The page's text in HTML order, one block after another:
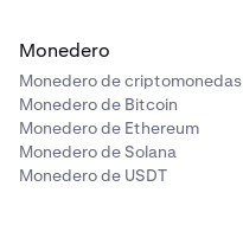
Monedero
Monedero de criptomonedas
Monedero de Bitcoin
Monedero de Ethereum
Monedero de Solana
Monedero de USDT